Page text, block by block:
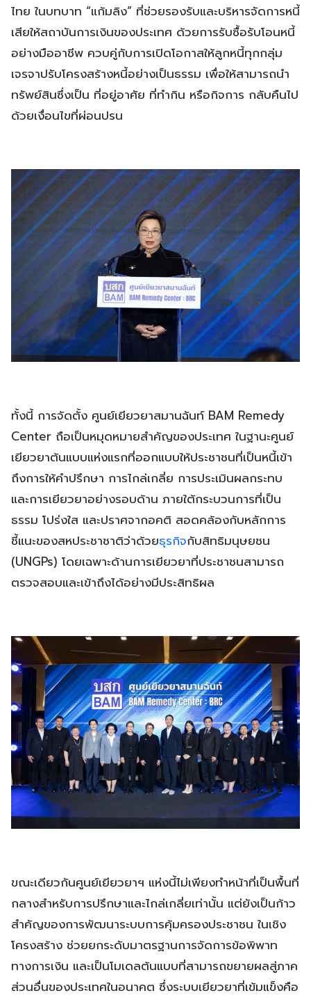
ไทย ในบทบาท “แก้มลิง” ที่ช่วยรองรับและบริหารจัดการหนี้
เสียให้สถาบันการเงินของประเทศ ด้วยการรับซื้อรับโอนหนี้
อย่างมืออาชีพ ควบคู่กับการเปิดโอกาสให้ลูกหนี้ทุกกลุ่ม
เจรจาปรับโครงสร้างหนี้อย่างเป็นธรรม เพื่อให้สามารถนำ
ทรัพย์สินซึ่งเป็น ที่อยู่อาศัย ที่ทำกิน หรือกิจการ กลับคืนไป
ด้วยเงื่อนไขที่ผ่อนปรน
ทั้งนี้ การจัดตั้ง ศูนย์เยียวยาสมานฉันท์ BAM Remedy
Center ถือเป็นหมุดหมายสำคัญของประเทศ ในฐานะศูนย์
เยียวยาต้นแบบแห่งแรกที่ออกแบบให้ประชาชนที่เป็นหนี้เข้า
ถึงการให้คำปรึกษา การไกล่เกลี่ย การประเมินผลกระทบ
และการเยียวยาอย่างรอบด้าน ภายใต้กระบวนการที่เป็น
ธรรม โปร่งใส และปราศจากอคติ สอดคล้องกับหลักการ
ชี้แนะของสหประชาชาติว่าด้วยธุรกิจกับสิทธิมนุษยชน
(UNGPs) โดยเฉพาะด้านการเยียวยาที่ประชาชนสามารถ
ตรวจสอบและเข้าถึงได้อย่างมีประสิทธิผล
ขณะเดียวกันศูนย์เยียวยาฯ แห่งนี้ไม่เพียงทำหน้าที่เป็นพื้นที่
กลางสำหรับการปรึกษาและไกล่เกลี่ยเท่านั้น แต่ยังเป็นก้าว
สำคัญของการพัฒนาระบบการคุ้มครองประชาชน ในเชิง
โครงสร้าง ช่วยยกระดับมาตรฐานการจัดการข้อพิพาท
ทางการเงิน และเป็นโมเดลต้นแบบที่สามารถขยายผลสู่ภาค
ส่วนอื่นของประเทศในอนาคต ซึ่งระบบเยียวยาที่เข้มแข็งคือ